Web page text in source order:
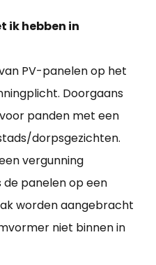
ik hebben in
PV-panelen op het
Doorgaans
panden met een
dorpsgezichten.
vergunning
panelen op een
worden aangebracht
niet binnen in